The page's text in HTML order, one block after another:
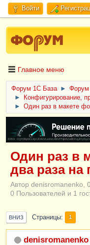
Войти
Главное меню
Форум 1C База ►
►
Конфигурирование,
►
Один раз в макете
ERID:
Один раз в
два раза на
Автор denisromanenko,
0 Пользователей и 1
ВНИЗ Страницы 1
denisromanenko